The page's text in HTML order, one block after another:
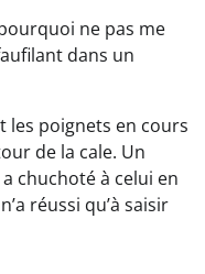
ne pas me
dans un
les poignets en cours
de la cale. Un
chuchoté à celui en
réussi qu’à saisir